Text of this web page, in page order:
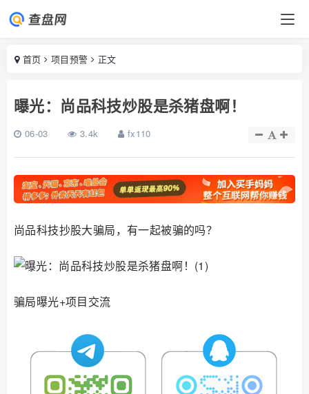
首页 项目预警 正文
曝光：尚品科技炒股是杀猪盘啊！
06-03 3.4k fx110
尚品科技抄股大骗局，有一起被骗的吗？
骗局曝光+项目交流